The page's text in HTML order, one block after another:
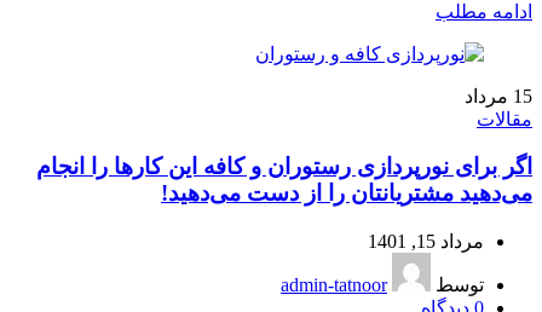
ادامه مطلب
15 مرداد
مقالات
اگر برای نورپردازی رستوران و کافه این کارها را انجام
می‌دهید مشتریانتان را از دست می‌دهید!
مرداد 15, 1401
توسط
admin-tatnoor
0 دیدگاه